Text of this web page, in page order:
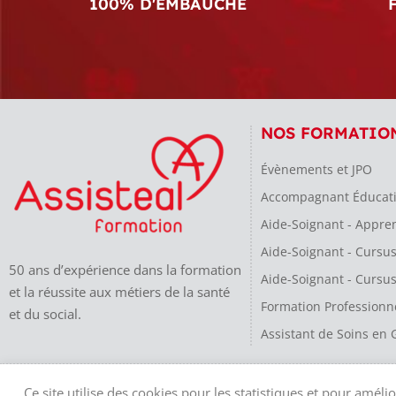
Ce site utilise des cookies pour les statistiques et pour
50 ans d’expérience dans la formation
et la réussite aux métiers de la santé
et du social.
NOS
Évènements et JPO
Accompagnant
Aide-Soignant -
Aide-Soignant -
Aide-Soignant -
Formation
Assistant de Soins en
Assisteal Formation est une société par actions simplifiée au capital de 10 000€ –